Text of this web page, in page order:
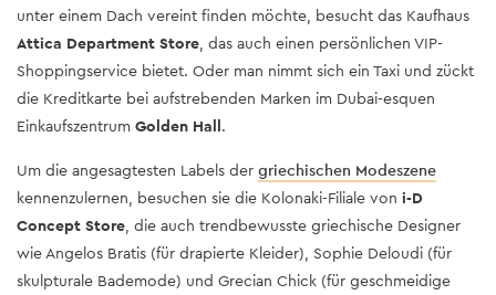
unter einem Dach vereint finden möchte, besucht das Kaufhaus
Attica Department Store, das auch einen persönlichen VIP-
Shoppingservice bietet. Oder man nimmt sich ein Taxi und zückt
die Kreditkarte bei aufstrebenden Marken im Dubai-esquen
Einkaufszentrum Golden Hall.
Um die angesagtesten Labels der griechischen Modeszene
kennenzulernen, besuchen sie die Kolonaki-Filiale von i-D
Concept Store, die auch trendbewusste griechische Designer
wie Angelos Bratis (für drapierte Kleider), Sophie Deloudi (für
skulpturale Bademode) und Grecian Chick (für geschmeidige